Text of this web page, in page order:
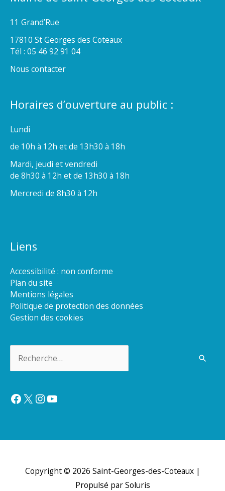
11 Grand’Rue
17810 St Georges des Coteaux
Tél : 05 46 92 91 04
Nous contacter
Horaires d’ouverture au public :
Lundi
de 10h à 12h et de 13h30 à 18h
Mardi, jeudi et vendredi
de 8h30 à 12h et de 13h30 à 18h
Mercredi de 8h30 à 12h
Liens
Accessibilité : non conforme
Plan du site
Mentions légales
Politique de protection des données
Gestion des cookies
Facebook
X Instagram
YouTube
Copyright © 2026 Saint-Georges-des-Coteaux|
Propulsé par Soluris